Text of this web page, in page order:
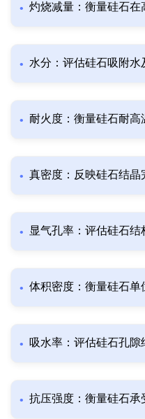
灼烧减量：衡量硅石
水分：评估硅石吸附水
耐火度：衡量硅石耐高
真密度：反映硅石结
显气孔率：评估硅石结
体积密度：衡量硅石单
吸水率：评估硅石孔
抗压强度：衡量硅石